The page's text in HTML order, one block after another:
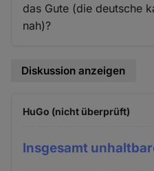
das Gute (die deutsche
nah)?
Diskussion anzeigen
HuGo (nicht überprüft)
Insgesamt